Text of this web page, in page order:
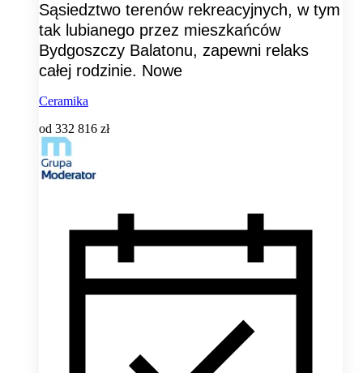
Sąsiedztwo terenów rekreacyjnych, w tym
tak lubianego przez mieszkańców
Bydgoszczy Balatonu, zapewni relaks
całej rodzinie. Nowe
Ceramika
od 332 816 zł